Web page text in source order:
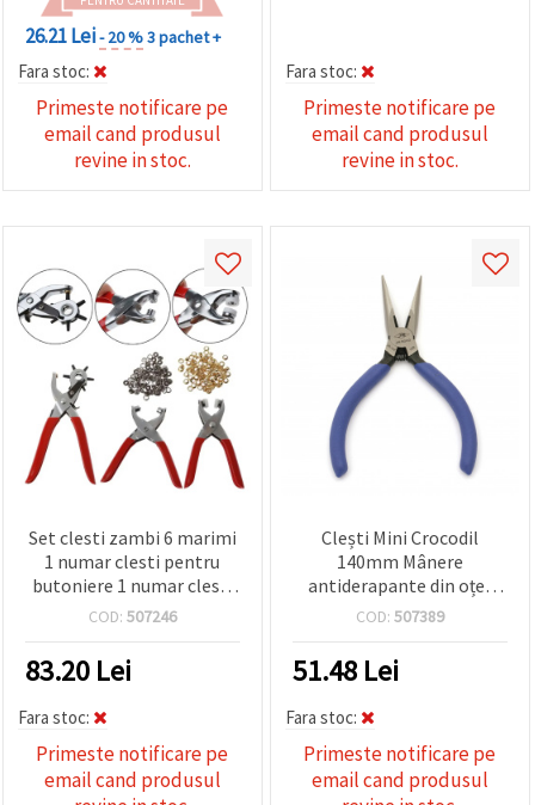
26.21 Lei- 20 %3 pachet +
Fara stoc:
Primeste notificare pe
email cand produsul
revine in stoc.
Fara stoc:
Primeste notificare pe
email cand produsul
revine in stoc.
Set clesti zambi 6 marimi
1 numar clesti pentru
butoniere 1 numar clesti
pentru nasturi tic-tac
COD: 507246
83.20 Lei
Fara stoc:
Primeste notificare pe
email cand produsul
Clești Mini Crocodil
140mm Mânere
antiderapante din oțel
întărit
COD: 507389
51.48 Lei
Fara stoc:
Primeste notificare pe
email cand produsul